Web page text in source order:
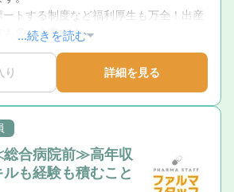
トする制度など福利厚生も万全！出産
も多い企業です。
...続きを読む
り 詳細を見る
総合病院前≫高年収
も経験も積むこと